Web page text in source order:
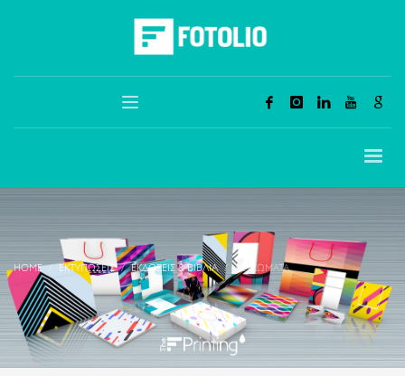
HOME ΕΚΤΥΠΏΣΕΙΣ ΕΚΔΌΣΕΙΣ & ΒΙΒΛΊΑ ΛΕΥΚΏΜΑΤΑ